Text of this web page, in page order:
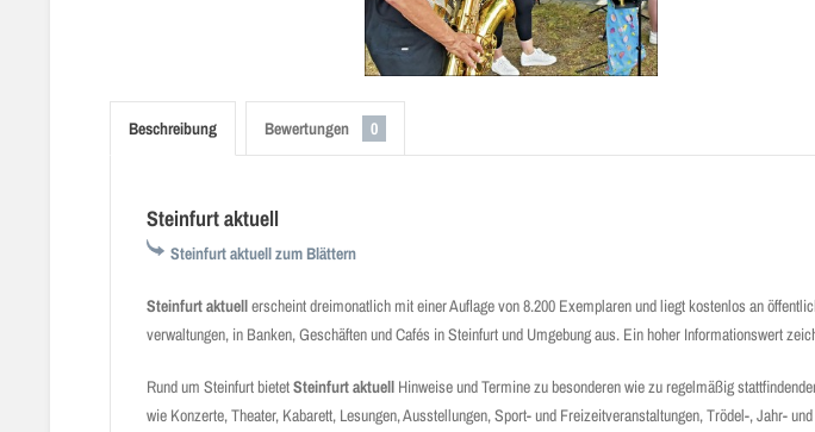
Beschreibung Bewertungen 0
Steinfurt aktuell
Steinfurt aktuell zum Blättern
Steinfurt aktuellerscheint dreimonatlich mit einer Auflage von 8.200 Exemplaren und liegt kostenlos an
verwaltungen, in Banken, Geschäften und Cafés in Steinfurt und Umgebung aus. Ein hoher Informationswert
Rund um Steinfurt bietetSteinfurt aktuell Hinweise und Termine zu be­sonderen wie zu regelmäßig
wie Kon­zerte, Theater, Kabarett, Lesungen, Ausstellungen, Sport- und ­­Freizeit­veranstaltungen, Trödel-, Jahr-